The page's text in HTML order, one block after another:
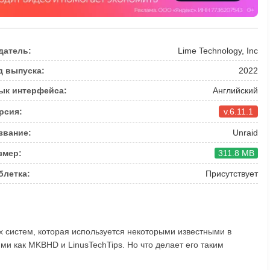
Lime Technology, Inc
выпуска: 2022
интерфейса: Английский
v.6.11.1
Unraid
311.8 MB
Присутствует
которая используется некоторыми известными в
как MKBHD и LinusTechTips. Но что делает его таким